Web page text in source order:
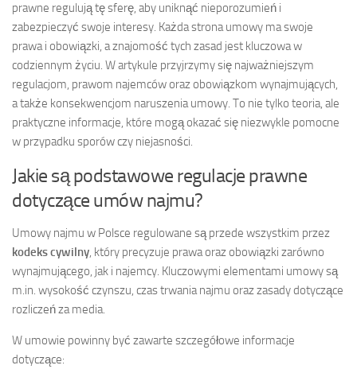
prawne regulują tę sferę, aby uniknąć nieporozumień i
zabezpieczyć swoje interesy. Każda strona umowy ma swoje
prawa i obowiązki, a znajomość tych zasad jest kluczowa w
codziennym życiu. W artykule przyjrzymy się najważniejszym
regulacjom, prawom najemców oraz obowiązkom wynajmujących,
a także konsekwencjom naruszenia umowy. To nie tylko teoria, ale
praktyczne informacje, które mogą okazać się niezwykle pomocne
w przypadku sporów czy niejasności.
Jakie są podstawowe regulacje prawne
dotyczące umów najmu?
Umowy najmu w Polsce regulowane są przede wszystkim przez
kodeks cywilny, który precyzuje prawa oraz obowiązki zarówno
wynajmującego, jak i najemcy. Kluczowymi elementami umowy są
m.in. wysokość czynszu, czas trwania najmu oraz zasady dotyczące
rozliczeń za media.
W umowie powinny być zawarte szczegółowe informacje
dotyczące: